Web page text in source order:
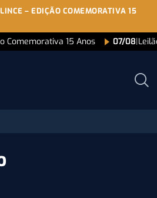
– EDIÇÃO COMEMORATIVA 15
Comemorativa 15 Anos 07/08|